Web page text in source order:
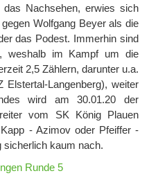
Nachsehen, erwies sich
Wolfgang Beyer als die
das Podest. Immerhin sind
weshalb im Kampf um die
2,5 Zählern, darunter u.a.
Elstertal-Langenberg), weiter
wird am 30.01.20 der
vom SK König Plauen
- Azimov oder Pfeiffer -
sicherlich kaum nach.
Runde 5